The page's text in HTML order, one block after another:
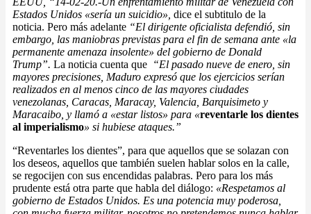
Estados Unidos «sería un suicidio», dice el subtitulo de la
noticia. Pero más adelante “El dirigente oficialista defendió, sin
embargo, las maniobras previstas para el fin de semana ante «la
permanente amenaza insolente» del gobierno de Donald
Trump”. La noticia cuenta que “El pasado nueve de enero, sin
mayores precisiones, Maduro expresó que los ejercicios serían
realizados en al menos cinco de las mayores ciudades
venezolanas, Caracas, Maracay, Valencia, Barquisimeto y
Maracaibo, y llamó a «estar listos» para «reventarle los dientes
al imperialismo» si hubiese ataques.”
“Reventarles los dientes”, para que aquellos que se solazan con
los deseos, aquellos que también suelen hablar solos en la calle,
se regocijen con sus encendidas palabras. Pero para los más
prudente está otra parte que habla del diálogo: «Respetamos al
gobierno de Estados Unidos. Es una potencia muy poderosa,